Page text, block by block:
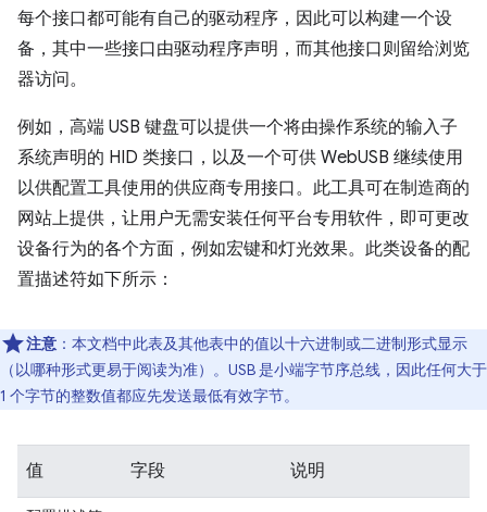
每个接口都可能有自己的驱动程序，因此可以构建一个设
备，其中一些接口由驱动程序声明，而其他接口则留给浏览
器访问。
例如，高端 USB 键盘可以提供一个将由操作系统的输入子
系统声明的 HID 类接口，以及一个可供 WebUSB 继续使用
以供配置工具使用的供应商专用接口。此工具可在制造商的
网站上提供，让用户无需安装任何平台专用软件，即可更改
设备行为的各个方面，例如宏键和灯光效果。此类设备的配
置描述符如下所示：
注意 ：本文档中此表及其他表中的值以十六进制或二进制形式显示
（以哪种形式更易于阅读为准）。USB 是小端字节序总线，因此任何大于
1 个字节的整数值都应先发送最低有效字节。
值 字段 说明